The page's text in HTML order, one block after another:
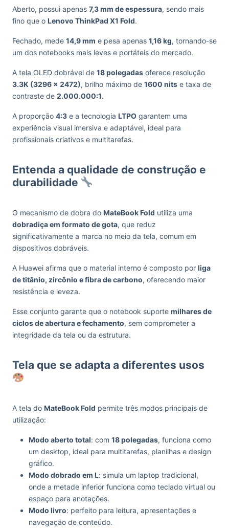
Aberto, possui apenas 7,3 mm de espessura, sendo mais
fino que o Lenovo ThinkPad X1 Fold.
Fechado, mede 14,9 mm e pesa apenas 1,16 kg, tornando-se
um dos notebooks mais leves e portáteis do mercado.
A tela OLED dobrável de 18 polegadas oferece resolução
3.3K (3296 x 2472), brilho máximo de 1600 nits e taxa de
contraste de 2.000.000:1.
A proporção 4:3 e a tecnologia LTPO garantem uma
experiência visual imersiva e adaptável, ideal para
profissionais criativos e multitarefas.
Entenda a qualidade de construção e
durabilidade
O mecanismo de dobra do MateBook Fold utiliza uma
dobradiça em formato de gota, que reduz
significativamente a marca no meio da tela, comum em
dispositivos dobráveis.
A Huawei afirma que o material interno é composto por liga
de titânio, zircônio e fibra de carbono, oferecendo maior
resistência e leveza.
Esse conjunto garante que o notebook suporte milhares de
ciclos de abertura e fechamento, sem comprometer a
integridade da tela ou da estrutura.
Tela que se adapta a diferentes usos
A tela do MateBook Fold permite três modos principais de
utilização:
Modo aberto total: com 18 polegadas, funciona como
um desktop, ideal para multitarefas, planilhas e design
gráfico.
Modo dobrado em L: simula um laptop tradicional,
onde a metade inferior funciona como teclado virtual ou
espaço para anotações.
Modo livro: perfeito para leitura, apresentações e
navegação de conteúdo.